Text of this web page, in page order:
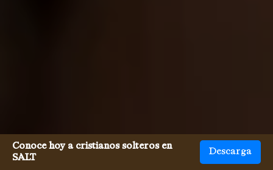
Conoce hoy a cristianos solteros en
SALT
Descarga